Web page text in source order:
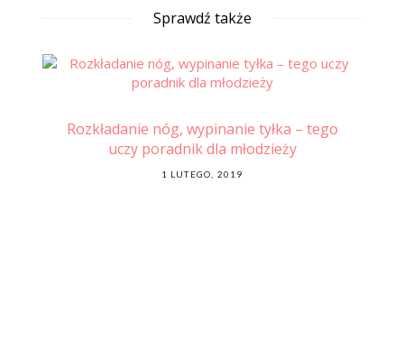
Sprawdź także
Rozkładanie nóg, wypinanie tyłka – tego
uczy poradnik dla młodzieży
POSTED
1 LUTEGO, 2019